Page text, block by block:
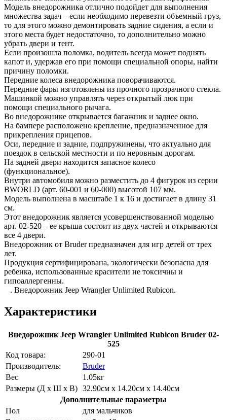
Модель внедорожника отлично подойдет для выполнения
множества задач – если необходимо перевезти объемный груз,
то для этого можно демонтировать задние сидения, а если и
этого места будет недостаточно, то дополнительно можно
убрать двери и тент.
Если произошла поломка, водитель всегда может поднять
капот и, удержав его при помощи специальной опоры, найти
причину поломки.
Передние колеса внедорожника поворачиваются.
Передние фары изготовлены из прочного прозрачного стекла.
Машинкой можно управлять через открытый люк при
помощи специального рычага.
Во внедорожнике открывается багажник и заднее окно.
На бампере расположено крепление, предназначенное для
прикрепления прицепов.
Оси, передние и задние, подпружинены, что актуально для
поездок в сельской местности и по неровным дорогам.
На задней двери находится запасное колесо
(функциональное).
Внутри автомобиля можно разместить до 4 фигурок из серии
BWORLD (арт. 60-001 и 60-000) высотой 107 мм.
Модель выполнена в масштабе 1 к 16 и достигает в длину 31
см.
Этот внедорожник является усовершенствованной моделью
арт. 02-520 – ее крыша состоит из двух частей и открываются
все 4 двери.
Внедорожник от Bruder предназначен для игр детей от трех
лет.
Продукция сертифицирована, экологически безопасна для
ребенка, использованные красители не токсичны и
гипоаллергенны.
. Внедорожник Jeep Wrangler Unlimited Rubicon.
Характеристики
Внедорожник Jeep Wrangler Unlimited Rubicon Bruder 02-
525
Код товара:
290-01
Производитель:
Bruder
Вес
1.05кг
Размеры (Д х Ш х В) 32.90см x 14.20см x 14.40см
Дополнительные параметры
Пол
для мальчиков